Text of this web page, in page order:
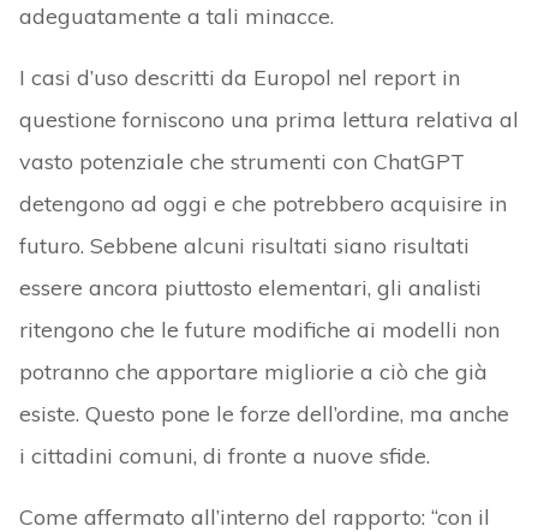
adeguatamente a tali minacce.
I casi d’uso descritti da Europol nel report in
questione forniscono una prima lettura relativa al
vasto potenziale che strumenti con ChatGPT
detengono ad oggi e che potrebbero acquisire in
futuro. Sebbene alcuni risultati siano risultati
essere ancora piuttosto elementari, gli analisti
ritengono che le future modifiche ai modelli non
potranno che apportare migliorie a ciò che già
esiste. Questo pone le forze dell’ordine, ma anche
i cittadini comuni, di fronte a nuove sfide.
Come affermato all’interno del rapporto: “con il